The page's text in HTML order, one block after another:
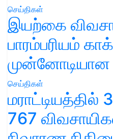
செய்திகள்
இயற்கை
பாரம்பரியம்
செய்திகள்
மராட்டியத்தில்
767